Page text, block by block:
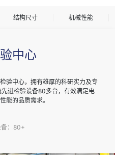
结构尺寸 机械性能
中心
验中心，拥有雄厚的科研实力及专
进检验设备80多台，有效满足电
能的品质需求。
：80+
评估单电缆长度下的阻燃性能。这
室电缆测试能力的一部分。
：80+
符合相关标准至关重要。这些是由
缆测试，作为我们内部质量保证过
，以确定是否符合从...
：80+
测量
缆测试用于确定绝缘和护套化合物
定了应用于交联和热固绝缘和护
：80+
长的电缆样品上进行，并根据BS
5类和6类导体的直流电阻，用于
合金。
：80+
，是为了满足IEC 60754（以前的
部分：卤酸气体含量的测定和pH
：80+
型试验
护套材料是否充分交联的方法。交
物链之间的键合的材料。当绝缘材
高机械和电气性能。
：80+